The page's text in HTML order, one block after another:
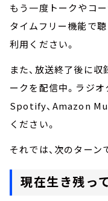
もう一度トークやコ
タイムフリー機能で
利用ください。
また、放送終了後に
ークを配信中。ラジ
Spotify、Amazon
ください。
それでは、次のターン
現在生き残っ